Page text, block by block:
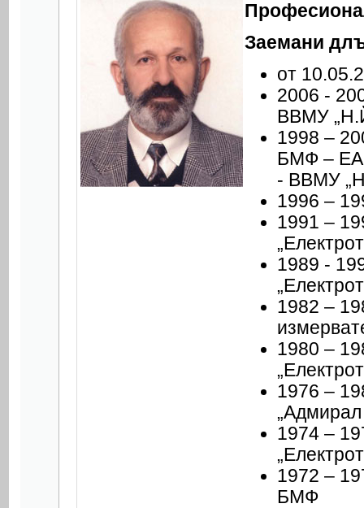
Заемани
от
2006 -
ВВМУ
1998 –
БМФ –
- ВВМУ
1996 –
1991 –
1989 -
1982 –
1980 –
1976 –
„Адмирал
1974 –
1972 –
БМФ